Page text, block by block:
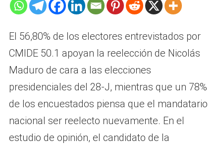
El 56,80% de los electores entrevistados por
CMIDE 50.1 apoyan la reelección de Nicolás
Maduro de cara a las elecciones
presidenciales del 28-J, mientras que un 78%
de los encuestados piensa que el mandatario
nacional ser reelecto nuevamente. En el
estudio de opinión, el candidato de la